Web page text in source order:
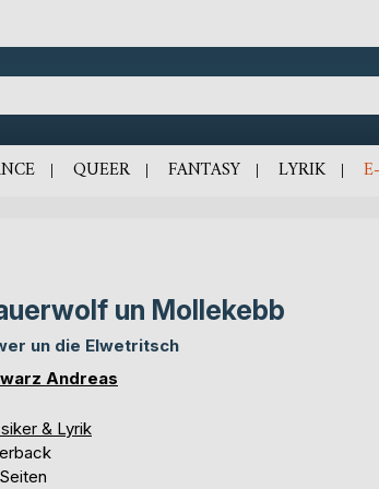
QUEER FANTASY LYRIK
un Mollekebb
un die Elwetritsch
Andreas
& Lyrik